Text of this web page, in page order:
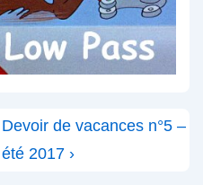
Next
Post
Devoir de vacances n°5 –
été 2017 ›